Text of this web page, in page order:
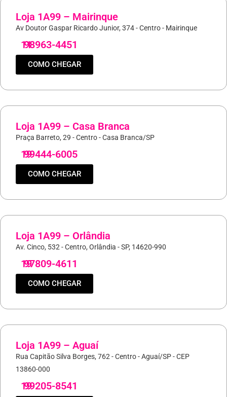
Loja 1A99 – Mairinque
Av Doutor Gaspar Ricardo Junior, 374 - Centro - Mairinque
11
98963-4451
COMO CHEGAR
Loja 1A99 – Casa Branca
Praça Barreto, 29 - Centro - Casa Branca/SP
19
99444-6005
COMO CHEGAR
Loja 1A99 – Orlândia
Av. Cinco, 532 - Centro, Orlândia - SP, 14620-990
19
97809-4611
COMO CHEGAR
Loja 1A99 – Aguaí
Rua Capitão Silva Borges, 762 - Centro - Aguaí/SP - CEP
13860-000
19
99205-8541